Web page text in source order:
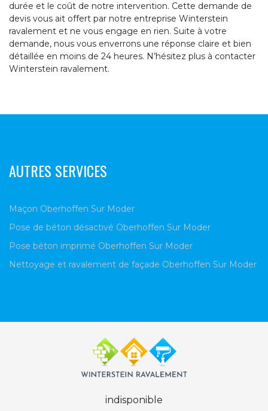
durée et le coût de notre intervention. Cette demande de
devis vous ait offert par notre entreprise Winterstein
ravalement et ne vous engage en rien. Suite à votre
demande, nous vous enverrons une réponse claire et bien
détaillée en moins de 24 heures. N’hésitez plus à contacter
Winterstein ravalement.
AUTRES SERVICES
Maçon Oberhoffen Sur Moder
Pose de béton désactivé Oberhoffen Sur Moder
Pose béton imprimé Oberhoffen Sur Moder
Nettoyage et ravalement de façade Oberhoffen Sur Moder
indisponible